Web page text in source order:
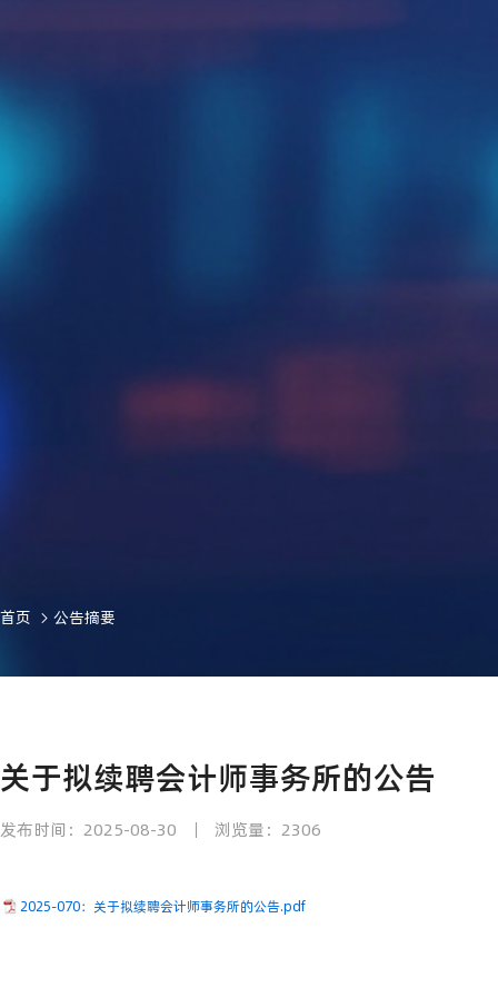
首页 公告摘要
关于拟续聘会计师事务所的公告
发布时间：2025-08-30 浏览量：2306
2025-070：关于拟续聘会计师事务所的公告.pdf